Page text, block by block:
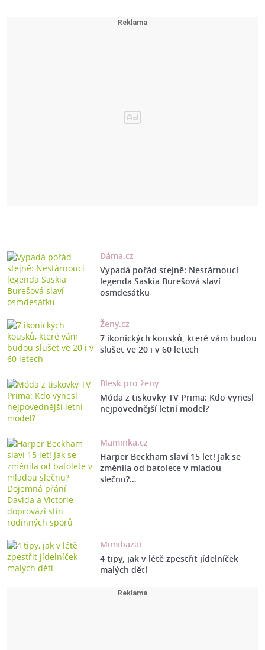
Dáma.cz
Vypadá pořád stejně: Nestárnoucí
legenda Saskia Burešová slaví
osmdesátku
Ženy.cz
7 ikonických kousků, které vám budou
slušet ve 20 i v 60 letech
Blesk pro ženy
Móda z tiskovky TV Prima: Kdo vynesl
nejpovednější letní model?
Maminka.cz
Harper Beckham slaví 15 let! Jak se
změnila od batolete v mladou
slečnu?…
Mimibazar
4 tipy, jak v létě zpestřit jídelníček
malých dětí